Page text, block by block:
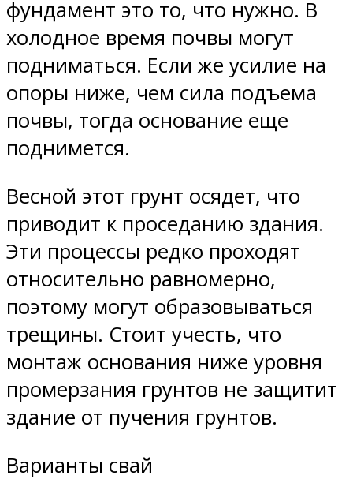
фундамент это то, что нужно. В
холодное время почвы могут
подниматься. Если же усилие на
опоры ниже, чем сила подъема
почвы, тогда основание еще
поднимется.
Весной этот грунт осядет, что
приводит к проседанию здания.
Эти процессы редко проходят
относительно равномерно,
поэтому могут образовываться
трещины. Стоит учесть, что
монтаж основания ниже уровня
промерзания грунтов не защитит
здание от пучения грунтов.
Варианты свай